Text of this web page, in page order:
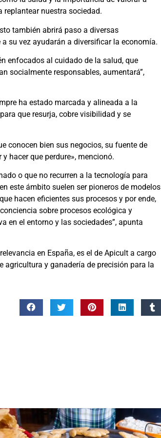
nuestra sociedad.
también abrirá paso a diversas
su vez ayudarán a diversificar la economía.
enfocados al cuidado de la salud, que
socialmente responsables, aumentará”,
ha estado marcada y alineada a la
que resurja, cobre visibilidad y se
conocen bien sus negocios, su fuente de
hacer que perdure», mencionó.
o que no recurren a la tecnología para
este ámbito suelen ser pioneros de modelos
hacen eficientes sus procesos y por ende,
sobre procesos ecológica y
en el entorno y las sociedades”, apunta
en España, es el de Apicult a cargo
agricultura y ganadería de precisión para la